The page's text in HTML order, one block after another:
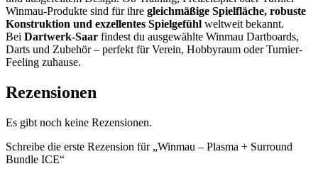
Winmau-Produkte sind für ihre gleichmäßige Spielfläche, robuste
Konstruktion und exzellentes Spielgefühl weltweit bekannt.
Bei Dartwerk-Saar findest du ausgewählte Winmau Dartboards,
Darts und Zubehör – perfekt für Verein, Hobbyraum oder Turnier-
Feeling zuhause.
Rezensionen
Es gibt noch keine Rezensionen.
Schreibe die erste Rezension für „Winmau – Plasma + Surround
Bundle ICE“